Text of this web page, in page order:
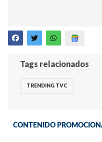
Tags relacionados
TRENDING TVC